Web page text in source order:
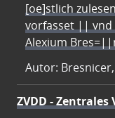
[oe]stlich
vorfasset || vnd
Alexium
Autor:
ZVDD -